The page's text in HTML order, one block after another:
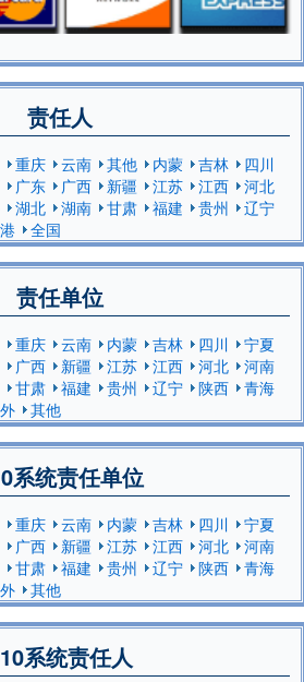
责任人
重庆 云南 其他 内蒙 吉林
四川
广东 广西 新疆 江苏 江西
河北
湖北 湖南 甘肃 福建 贵州
辽宁
全国
责任单位
重庆 云南 内蒙 吉林 四川
宁夏
广西 新疆 江苏 江西 河北
河南
甘肃 福建 贵州 辽宁 陕西
青海
其他
系统责任单位
重庆 云南 内蒙 吉林 四川
宁夏
广西 新疆 江苏 江西 河北
河南
甘肃 福建 贵州 辽宁 陕西
青海
其他
系统责任人